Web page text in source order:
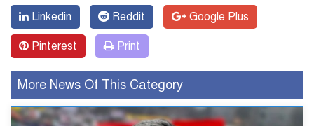
Linkedin Reddit Google Plus
Pinterest Print
More News Of This Category